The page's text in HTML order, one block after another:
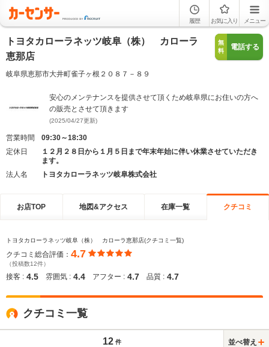
履歴 お気に入り メニュー
トヨタカローラネッツ岐阜（株） カローラ
恵那店
岐阜県恵那市大井町雀子ヶ根２０８７－８９
無
料
電話する
安心のメンテナンスを提供させて頂くため岐阜県にお住いの方へ
の販売とさせて頂きます
(2025/04/27更新)
営業時間
09:30～18:30
定休日
１２月２８日から１月５日まで年末年始に伴い休業させていただき
ます。
法人名
トヨタカローラネッツ岐阜株式会社
お店TOP 地図&アクセス 在庫一覧 クチコミ
トヨタカローラネッツ岐阜（株） カローラ恵那店(クチコミ一覧)
クチコミ総合評価： 4.7
（投稿数12件）
接客 : 4.5 雰囲気 : 4.4 アフター : 4.7 品質 : 4.7
クチコミ一覧
12 件 並べ替え